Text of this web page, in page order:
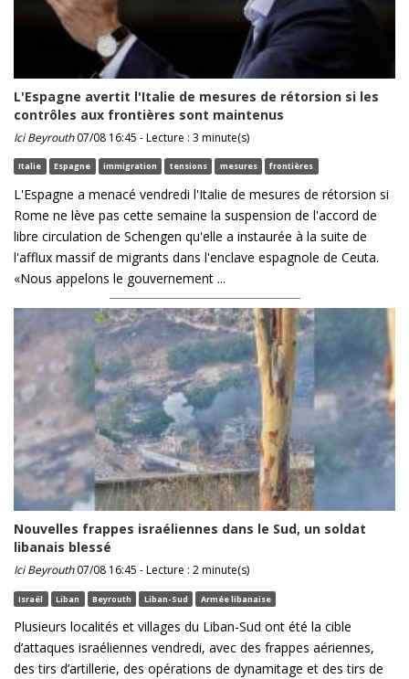
L'Espagne avertit l'Italie de mesures de rétorsion si les
contrôles aux frontières sont maintenus
Ici Beyrouth07/08 16:45 - Lecture : 3 minute(s)
Italie Espagne immigration tensions mesures frontières
L'Espagne a menacé vendredi l'Italie de mesures de rétorsion si
Rome ne lève pas cette semaine la suspension de l'accord de
libre circulation de Schengen qu'elle a instaurée à la suite de
l'afflux massif de migrants dans l'enclave espagnole de Ceuta.
«Nous appelons le gouvernement ...
Nouvelles frappes israéliennes dans le Sud, un soldat
libanais blessé
Ici Beyrouth07/08 16:45 - Lecture : 2 minute(s)
Israël Liban Beyrouth Liban-Sud Armée libanaise
Plusieurs localités et villages du Liban-Sud ont été la cible
d’attaques israéliennes vendredi, avec des frappes aériennes,
des tirs d’artillerie, des opérations de dynamitage et des tirs de